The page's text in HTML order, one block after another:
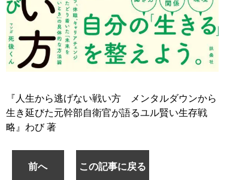
『人生から逃げない戦い方 メンタルダウンから
生き延びた元幹部自衛官が語るユル賢い生存戦
略』わび 著
前へ この記事に戻る